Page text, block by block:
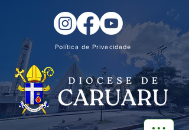
Política de Privacidade